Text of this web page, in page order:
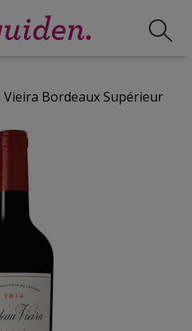
Vieira Bordeaux Supérieur